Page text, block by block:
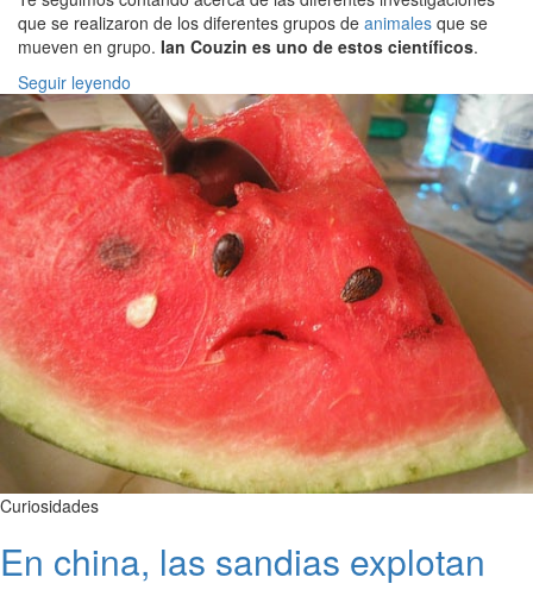
que se realizaron de los diferentes grupos de animales que se
mueven en grupo. Ian Couzin es uno de estos científicos.
Seguir leyendo
Curiosidades
En china, las sandias explotan